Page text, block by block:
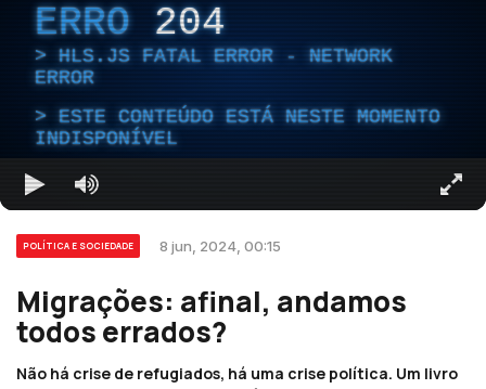
ERRO 204
HLS.JS FATAL ERROR - NETWORK
ERROR
ESTE CONTEÚDO ESTÁ NESTE MOMENTO
INDISPONÍVEL
POLÍTICA E SOCIEDADE 8 jun, 2024, 00:15
Migrações: afinal, andamos
todos errados?
Não há crise de refugiados, há uma crise política. Um livro